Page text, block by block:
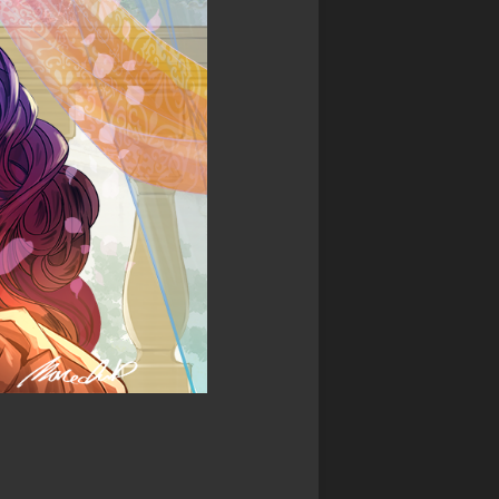
ス
カ
イ
ガ
レ
オ
ン
ド
レ
ッ
ド
ノ
ー
ト
バ
ト
ル
ア
マ
デ
ウ
ス
DARK
SOULS
TRPG
Other
Books
ル
モ
ン
ス
タ
ー
ズ
超・
戦
闘
中
SPEED
WITCH
BATTLE
Other
Games